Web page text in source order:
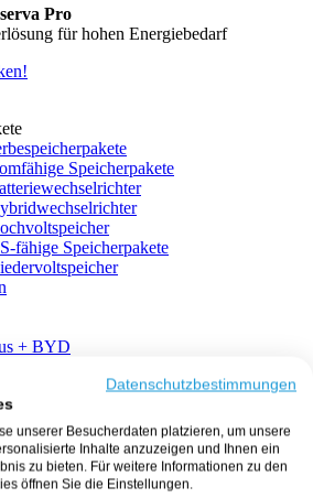
Pro
für hohen Energiebedarf
Speicherpakete
fähige Speicherpakete
+ BYD
BYD
+ EcoFlow
+ FENECON
Datenschutzbestimmungen
unserer Besucherdaten platzieren, um unsere
Inhalte anzuzeigen und Ihnen ein
zu bieten. Für weitere Informationen zu den
öffnen Sie die Einstellungen.